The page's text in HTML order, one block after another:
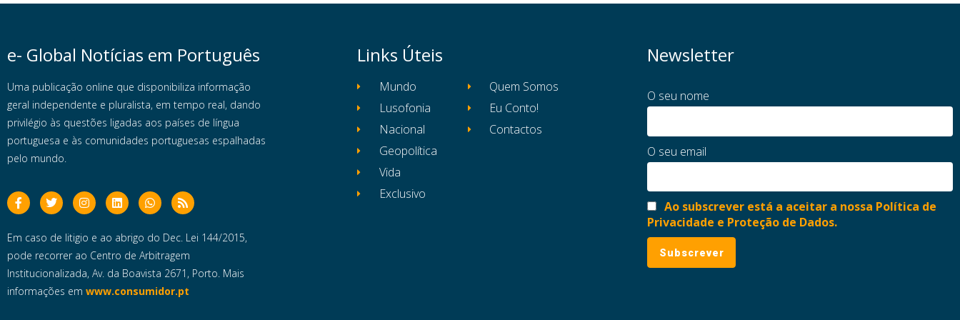
e- Global Notícias em Português
Uma publicação online que disponibiliza informação
geral independente e pluralista, em tempo real, dando
privilégio às questões ligadas aos países de língua
portuguesa e às comunidades portuguesas espalhadas
pelo mundo.
Em caso de litigio e ao abrigo do Dec. Lei 144/2015,
pode recorrer ao Centro de Arbitragem
Institucionalizada, Av. da Boavista 2671, Porto. Mais
informações em www.consumidor.pt
Links Úteis
Mundo
Lusofonia
Nacional
Geopolítica
Vida
Exclusivo
Quem Somos
Eu Conto!
Contactos
Newsletter
O seu nome
O seu email
Ao subscrever está a aceitar a nossa Política de
Privacidade e Proteção de Dados.